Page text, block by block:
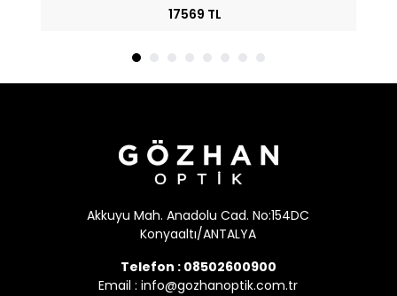
17569 TL
Akkuyu Mah. Anadolu Cad. No:154DC
Konyaaltı/ANTALYA
Telefon : 08502600900
Email :info@gozhanoptik.com.tr